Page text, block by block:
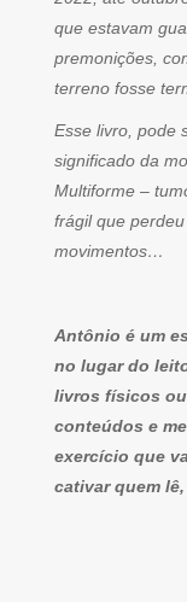
que estavam
premonições,
terreno fosse
Esse livro, pode
significado da
Multiforme –
frágil que
movimentos…
Antônio é um
no lugar do
livros físicos
conteúdos e
exercício que
cativar quem